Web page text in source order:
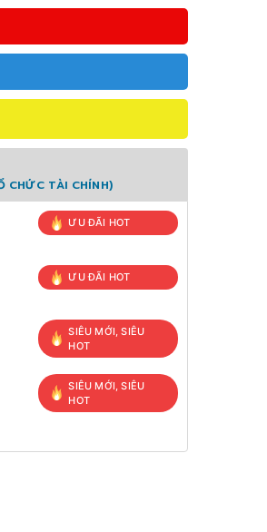
CHỨC TÀI CHÍNH)
ƯU ĐÃI HOT
ƯU ĐÃI HOT
SIÊU MỚI, SIÊU
HOT
SIÊU MỚI, SIÊU
HOT